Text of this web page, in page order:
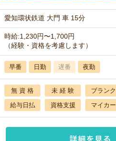
愛知環状鉄道 大門 車 15分
時給:1,230円〜1,700円
（経験・資格を考慮します）
早番 日勤 遅番 夜勤
無 資 格 未 経 験 ブランク
給与日払
資格支援 マイカー